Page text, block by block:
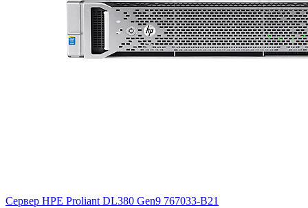
Сервер HPE Proliant DL380 Gen9 767033-B21